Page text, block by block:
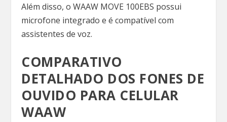
Além disso, o WAAW MOVE 100EBS possui
microfone integrado e é compatível com
assistentes de voz.
COMPARATIVO
DETALHADO DOS FONES DE
OUVIDO PARA CELULAR
WAAW